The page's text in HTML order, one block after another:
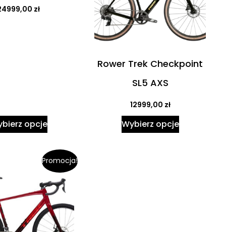
zł
opcje
Rower Trek Checkpoint
SL5 AXS
12999,00 zł
Wybierz opcje
Promocja!